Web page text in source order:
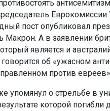
пост опубликовал
Макрон. А в заявлении
является и
об «ужасном
против
упомянул о стрельбе в
которой погибли